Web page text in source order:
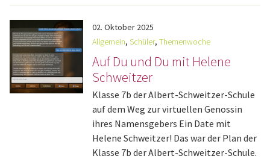
02. Oktober 2025
Allgemein,Schüler,Themenwoche
Auf Du und Du mit Helene
Schweitzer
Klasse 7b der Albert-Schweitzer-Schule
auf dem Weg zur virtuellen Genossin
ihres Namensgebers Ein Date mit
Helene Schweitzer! Das war der Plan der
Klasse 7b der Albert-Schweitzer-Schule.